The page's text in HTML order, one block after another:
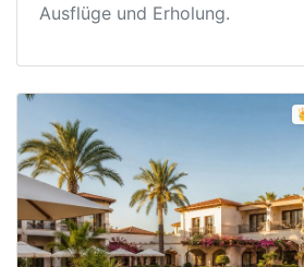
Ausflüge und Erholung.